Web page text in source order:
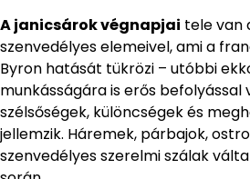
A janicsárok végnapjai tele van
szenvedélyes elemeivel, ami a
Byron hatását tükrözi – utóbbi
munkásságára is erős befolyással
szélsőségek, különcségek és
jellemzik. Háremek, párbajok,
szenvedélyes szerelmi szálak